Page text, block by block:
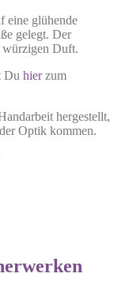
eine glühende
gelegt. Der
würzigen Duft.
Du hierzum
hergestellt,
Optik kommen.